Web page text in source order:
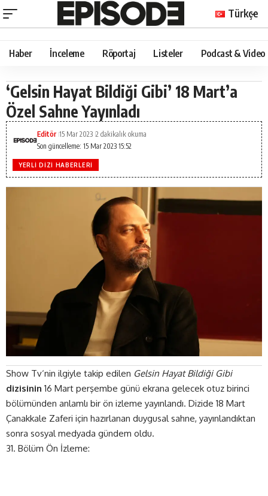
Türkçe
Haber İnceleme Röportaj Listeler Podcast & Video
‘Gelsin Hayat Bildiği Gibi’ 18 Mart’a
Özel Sahne Yayınladı
Son güncelleme: 15 Mar 2023 15:52
Editör 15 Mar 2023 2 dakikalık okuma
YERLI DIZI HABERLERI
Show Tv‘nin ilgiyle takip edilen Gelsin Hayat Bildiği Gibi
dizisinin 16 Mart perşembe günü ekrana gelecek otuz birinci
bölümünden anlamlı bir ön izleme yayınlandı. Dizide 18 Mart
Çanakkale Zaferi için hazırlanan duygusal sahne, yayınlandıktan
sonra sosyal medyada gündem oldu.
31. Bölüm Ön İzleme: